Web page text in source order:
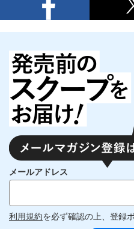
メールアドレス
利用規約を必ず確認の上、登録